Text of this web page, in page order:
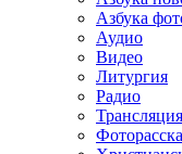
Азбука
Аудио
Видео
Литургия
Радио